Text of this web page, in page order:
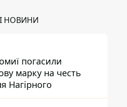
НОВИНИ
погасили
марку на честь
Нагірного